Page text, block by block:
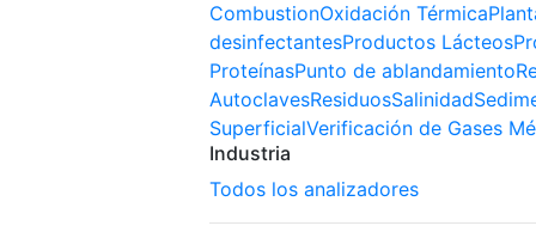
CombustionOxidación Térmica
desinfectantesProductos Lácteos
ProteínasPunto de ablandamiento
AutoclavesResiduosSalinidad
SuperficialVerificación de Gases
Industria
Todos los analizadores